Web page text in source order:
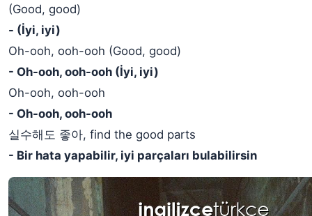
(Good, good)
- (İyi, iyi)
Oh-ooh, ooh-ooh (Good, good)
- Oh-ooh, ooh-ooh (İyi, iyi)
Oh-ooh, ooh-ooh
- Oh-ooh, ooh-ooh
실수해도 좋아, find the good parts
- Bir hata yapabilir, iyi parçaları bulabilirsin